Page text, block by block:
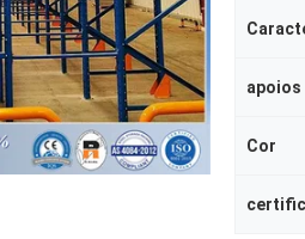
apoios
Cor